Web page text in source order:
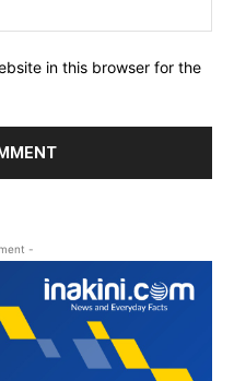
in this browser for the
-